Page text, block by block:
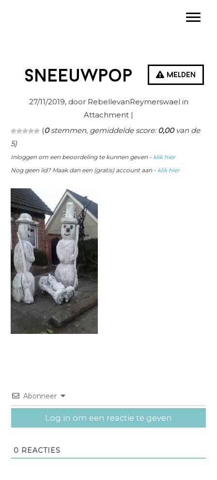
Melden
sneeuwpop
27/11/2019, door RebellevanReymerswael in
Attachment |
(0stemmen, gemiddelde score:0,00van de
5)
Inloggen om een beoordeling te kunnen geven - klik hier
Nog geen lid? Maak dan een (gratis) account aan - klik hier
Abonneer
Log in om een reactie te geven
0 REACTIES